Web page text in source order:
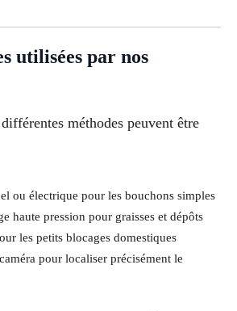
utilisées par nos
méthodes peuvent être
ou électrique pour les bouchons simples
haute pression pour graisses et dépôts
les petits blocages domestiques
pour localiser précisément le